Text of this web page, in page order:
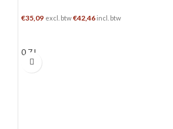
€35,09 excl. btw€42,46 incl. btw
0.7 L